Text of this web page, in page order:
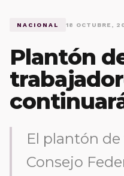
NACIONAL 18 OCTUBRE,
Plantón
El plantón
Consejo